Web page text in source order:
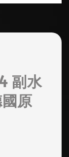
副水
原